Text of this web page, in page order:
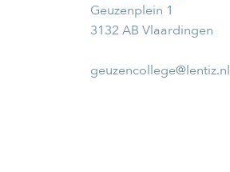
Geuzenplein 1
3132 AB Vlaardingen
geuzencollege@lentiz.nl